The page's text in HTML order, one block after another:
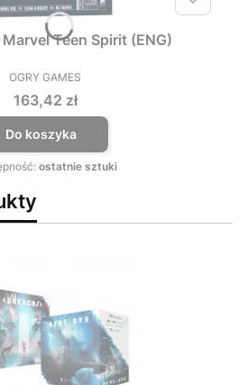
Teen Spirit (ENG)
PRODUCENT
OGRY GAMES
Cena
163,42 zł
Do koszyka
ostatnie sztuki